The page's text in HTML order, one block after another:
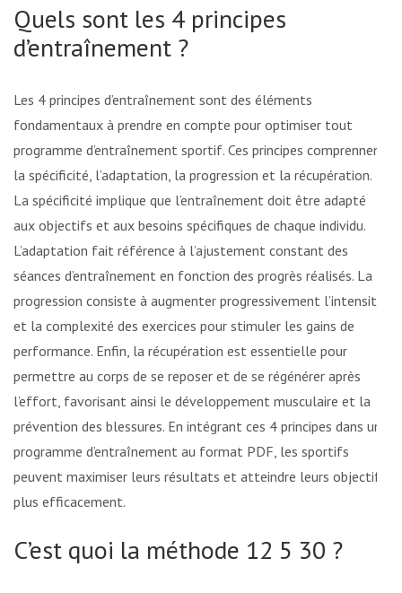
Quels sont les 4 principes
d’entraînement ?
Les 4 principes d’entraînement sont des éléments
fondamentaux à prendre en compte pour optimiser tout
programme d’entraînement sportif. Ces principes comprennent
la spécificité, l’adaptation, la progression et la récupération.
La spécificité implique que l’entraînement doit être adapté
aux objectifs et aux besoins spécifiques de chaque individu.
L’adaptation fait référence à l’ajustement constant des
séances d’entraînement en fonction des progrès réalisés. La
progression consiste à augmenter progressivement l’intensité
et la complexité des exercices pour stimuler les gains de
performance. Enfin, la récupération est essentielle pour
permettre au corps de se reposer et de se régénérer après
l’effort, favorisant ainsi le développement musculaire et la
prévention des blessures. En intégrant ces 4 principes dans un
programme d’entraînement au format PDF, les sportifs
peuvent maximiser leurs résultats et atteindre leurs objectifs
plus efficacement.
C’est quoi la méthode 12 5 30 ?